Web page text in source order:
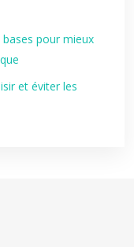
pour mieux
et éviter les